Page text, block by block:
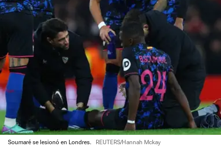
Soumaré se lesionó en Londres. REUTERS/Hannah Mckay